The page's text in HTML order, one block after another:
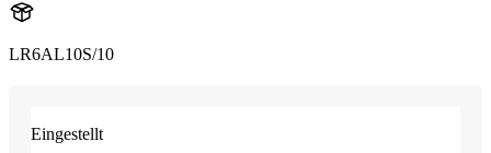
LR6AL10S/10
Eingestellt